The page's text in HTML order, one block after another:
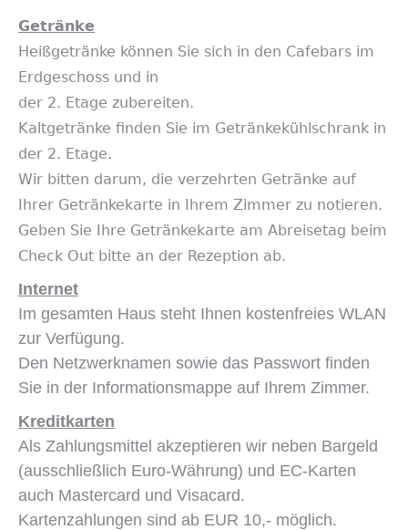
Getränke
Heißgetränke können Sie sich in den Cafebars im
Erdgeschoss und in
der 2. Etage zubereiten.
Kaltgetränke finden Sie im Getränkekühlschrank in
der 2. Etage.
Wir bitten darum, die verzehrten Getränke auf
Ihrer Getränkekarte in Ihrem Zimmer zu notieren.
Geben Sie Ihre Getränkekarte am Abreisetag beim
Check Out bitte an der Rezeption ab.
Internet
Im gesamten Haus steht Ihnen kostenfreies WLAN
zur Verfügung.
Den Netzwerknamen sowie das Passwort finden
Sie in der Informationsmappe auf Ihrem Zimmer.
Kreditkarten
Als Zahlungsmittel akzeptieren wir neben Bargeld
(ausschließlich Euro-Währung) und EC-Karten
auch Mastercard und Visacard.
Kartenzahlungen sind ab EUR 10,- möglich.